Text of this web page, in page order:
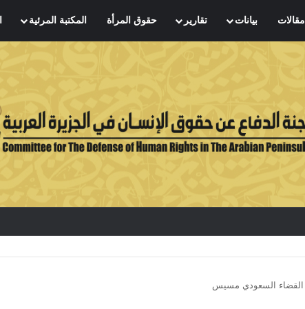
مقالات بيانات تقارير حقوق المرأة المكتبة المرئية
القضاء السعودي مسيس